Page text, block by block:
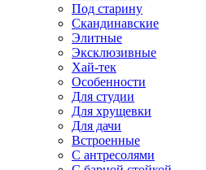
Под старину
Скандинавские
Элитные
Эксклюзивные
Хай-тек
Особенности
Для студии
Для хрущевки
Для дачи
Встроенные
С антресолями